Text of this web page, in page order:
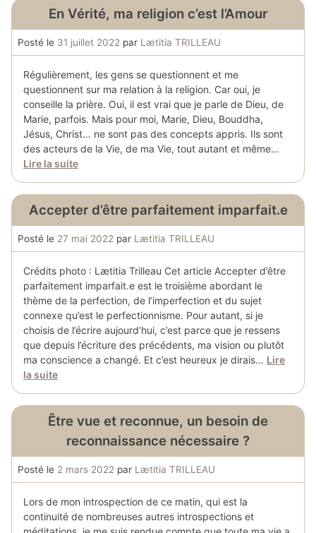
En Vérité, ma religion c’est l’Amour
Posté le 31 juillet 2022 par Lætitia TRILLEAU
Régulièrement, les gens se questionnent et me
questionnent sur ma relation à la religion. Car oui, je
conseille la prière. Oui, il est vrai que je parle de Dieu, de
Marie, parfois. Mais pour moi, Marie, Dieu, Bouddha,
Jésus, Christ… ne sont pas des concepts appris. Ils sont
des acteurs de la Vie, de ma Vie, tout autant et même…
Lire la suite
Accepter d’être parfaitement imparfait.e
Posté le 27 mai 2022 par Lætitia TRILLEAU
Crédits photo : Lætitia Trilleau Cet article Accepter d’être
parfaitement imparfait.e est le troisième abordant le
thème de la perfection, de l’imperfection et du sujet
connexe qu’est le perfectionnisme. Pour autant, si je
choisis de l’écrire aujourd’hui, c’est parce que je ressens
que depuis l’écriture des précédents, ma vision ou plutôt
ma conscience a changé. Et c’est heureux je dirais… Lire
la suite
Être vue et reconnue, un besoin de
reconnaissance nécessaire ?
Posté le 2 mars 2022 par Lætitia TRILLEAU
Lors de mon introspection de ce matin, qui est la
continuité de nombreuses autres introspections et